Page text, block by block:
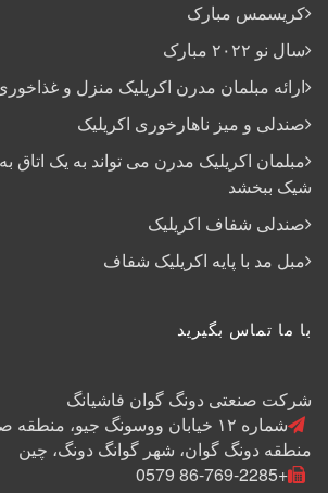
کریسمس مبارک
سال نو ۲۰۲۲ مبارک
ارائه مبلمان مدرن اکریلیک منزل و
صندلی و میز ناهارخوری اکریلیک
مبلمان اکریلیک مدرن می تواند به یک اتاق
شیک ببخشد
صندلی شفاف اکریلیک
مبل مد با پایه اکریلیک شفاف
با ما تماس بگیرید
شرکت صنعتی دونگ گوان فاشیانگ
شماره ۱۲ خیابان ووسونگ جیو،
منطقه دونگ گوان، شهر گوانگ دونگ، چین
+86-769-2285 0579